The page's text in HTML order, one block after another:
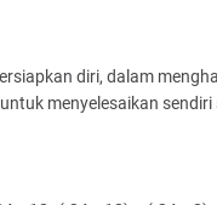
diri, dalam
menyelesaikan sendiri